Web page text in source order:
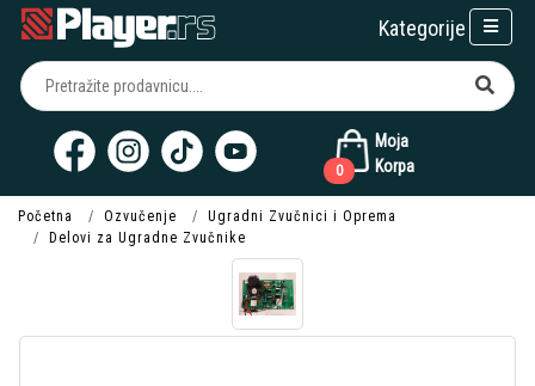
Moja
Korpa
0
Kategorije
Početna Ozvučenje
Ugradni Zvučnici i Oprema
Delovi za Ugradne Zvučnike